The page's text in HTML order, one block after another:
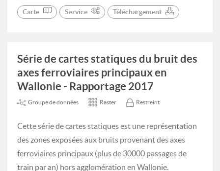
Carte Service Téléchargement
Série de cartes statiques du bruit des
axes ferroviaires principaux en
Wallonie - Rapportage 2017
Groupe de données Raster Restreint
Cette série de cartes statiques est une représentation
des zones exposées aux bruits provenant des axes
ferroviaires principaux (plus de 30000 passages de
train par an) hors agglomération en Wallonie.